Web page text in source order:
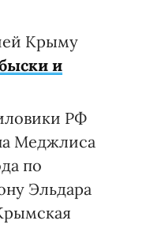
Крыму
и
РФ
Меджлиса
по
Эльдара